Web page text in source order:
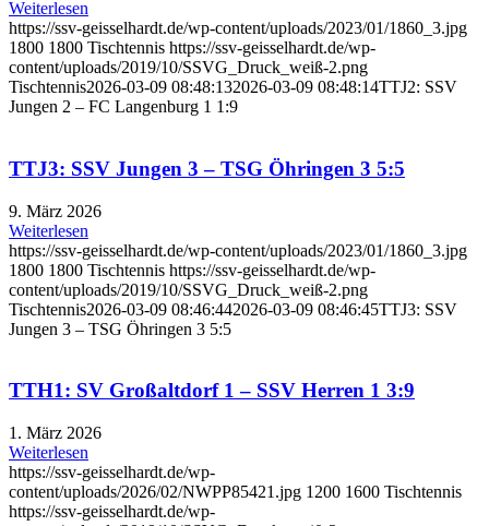
Weiterlesen
https://ssv-geisselhardt.de/wp-content/uploads/2023/01/1860_3.jpg
1800 1800 Tischtennis https://ssv-geisselhardt.de/wp-
content/uploads/2019/10/SSVG_Druck_weiß-2.png
Tischtennis2026-03-09 08:48:132026-03-09 08:48:14TTJ2: SSV
Jungen 2 – FC Langenburg 1 1:9
TTJ3: SSV Jungen 3 – TSG Öhringen 3 5:5
9. März 2026
Weiterlesen
https://ssv-geisselhardt.de/wp-content/uploads/2023/01/1860_3.jpg
1800 1800 Tischtennis https://ssv-geisselhardt.de/wp-
content/uploads/2019/10/SSVG_Druck_weiß-2.png
Tischtennis2026-03-09 08:46:442026-03-09 08:46:45TTJ3: SSV
Jungen 3 – TSG Öhringen 3 5:5
TTH1: SV Großaltdorf 1 – SSV Herren 1 3:9
1. März 2026
Weiterlesen
https://ssv-geisselhardt.de/wp-
content/uploads/2026/02/NWPP85421.jpg 1200 1600 Tischtennis
https://ssv-geisselhardt.de/wp-